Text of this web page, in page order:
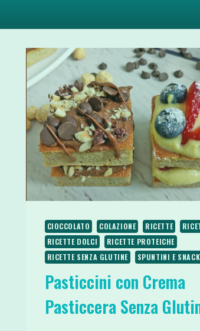
CIOCCOLATO COLAZIONE RICETTE
RICETTE DOLCI
RICETTE PROTEICHE
RICETTE SENZA GLUTINE
SPUNTINI E
Pasticcini con Crema
Pasticcera Senza